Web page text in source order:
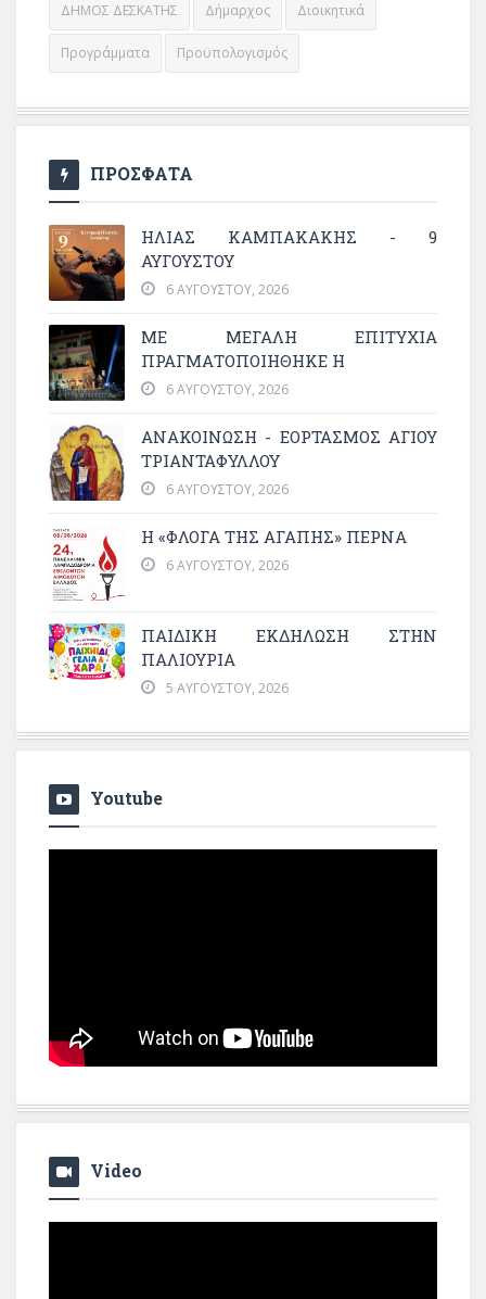
ΔΗΜΟΣ ΔΕΣΚΑΤΗΣ Δήμαρχος Διοικητικά
Προγράμματα Προϋπολογισμός
ΠΡΟΣΦΑΤΑ
ΗΛΙΑΣ ΚΑΜΠΑΚΑΚΗΣ - 9
ΑΥΓΟΥΣΤΟΥ
6 ΑΥΓΟΎΣΤΟΥ, 2026
ΜΕ ΜΕΓΆΛΗ ΕΠΙΤΥΧΊΑ
ΠΡΑΓΜΑΤΟΠΟΙΉΘΗΚΕ Η
6 ΑΥΓΟΎΣΤΟΥ, 2026
ΑΝΑΚΟΙΝΩΣΗ - ΕΟΡΤΑΣΜΟΣ ΑΓΙΟΥ
ΤΡΙΑΝΤΑΦΥΛΛΟΥ
6 ΑΥΓΟΎΣΤΟΥ, 2026
Η «ΦΛΌΓΑ ΤΗΣ ΑΓΆΠΗΣ» ΠΕΡΝΆ
6 ΑΥΓΟΎΣΤΟΥ, 2026
ΠΑΙΔΙΚΗ ΕΚΔΗΛΩΣΗ ΣΤΗΝ
ΠΑΛΙΟΥΡΙΑ
5 ΑΥΓΟΎΣΤΟΥ, 2026
Youtube
Video